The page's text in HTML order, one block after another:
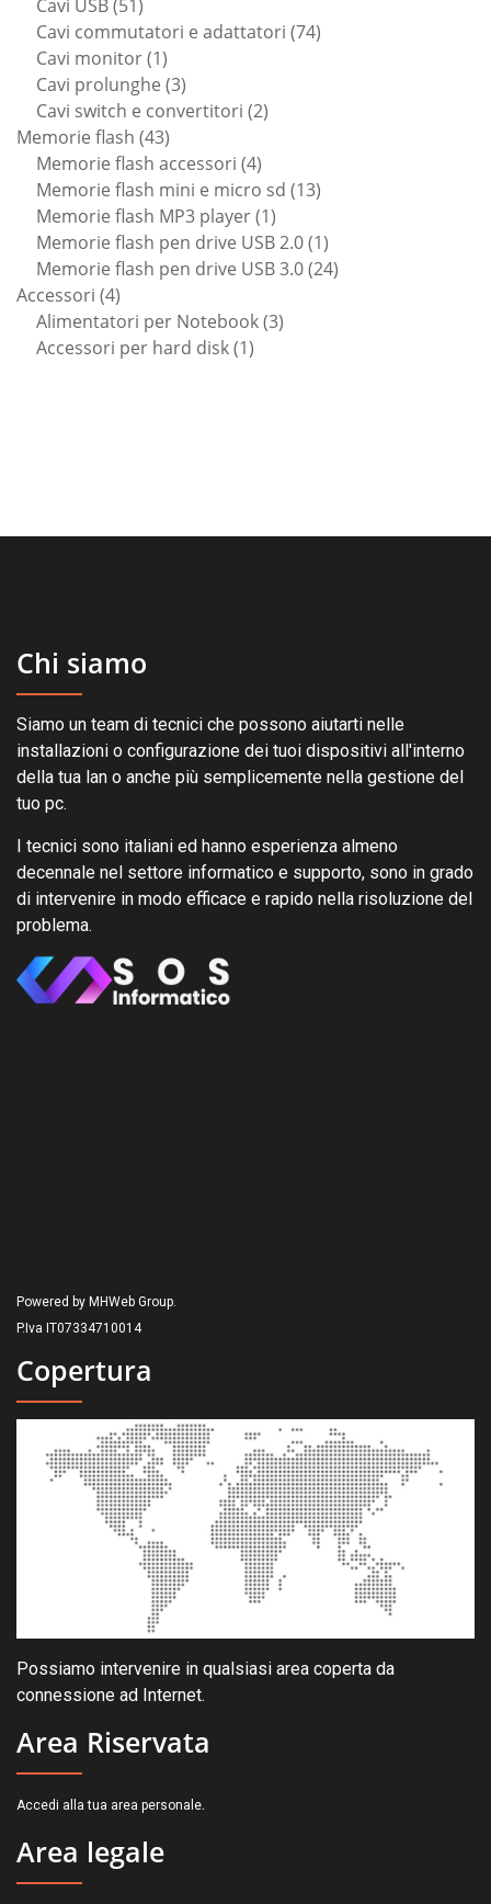
Cavi USB 51
prodotti
Cavi commutatori e adattatori 7474
Cavi monitor 11
prodotto
Cavi prolunghe 33
prodotti
Cavi switch e convertitori 22
Memorie flash 4343
prodotti
Memorie flash accessori 44
prodotti
Memorie flash mini e micro sd 1313
Memorie flash MP3 player 11
prodotto
Memorie flash pen drive USB 2.0 11
prodotto
Memorie flash pen drive USB 3.0 2424
Accessori 44
prodotti
Alimentatori per Notebook 33
Accessori per hard disk 11
Chi siamo
Siamo un team di tecnici che possono aiutarti nelle
installazioni o configurazione dei tuoi dispositivi all'interno
della tua lan o anche più semplicemente nella gestione del
tuo pc.
I tecnici sono italiani ed hanno esperienza almeno
decennale nel settore informatico e supporto, sono in grado
di intervenire in modo efficace e rapido nella risoluzione del
problema.
Powered by MHWeb Group.
P.Iva IT07334710014
Copertura
Possiamo intervenire in qualsiasi area coperta da
connessione ad Internet.
Area Riservata
Accedi alla tua area personale.
Area legale